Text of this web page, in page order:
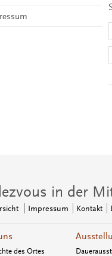
in der
Impressum Kontakt
des Ortes